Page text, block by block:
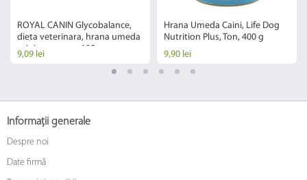
ROYAL CANIN Glycobalance,
dieta veterinara, hrana umeda
caini, conserva, 195 g
9,09 lei
Hrana Umeda Caini, Life Dog
Nutrition Plus, Ton, 400 g
9,90 lei
Informații generale
Despre noi
Date firmă